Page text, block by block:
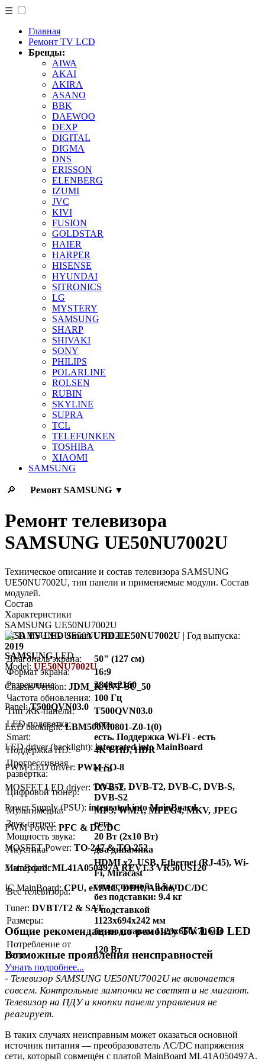
☰
Главная
Ремонт TV LCD
Бренды:
AIWA
AKAI
AKIRA
ASANO
BBK
DAEWOO
DEXP
DIGITAL
DIGMA
DNS
ERISSON
ELENBERG
IZUMI
JVC
KIVI
FUSION
GOLDSTAR
HAIER
HARPER
HISENSE
HYUNDAI
SITRONICS
LG
MYSTERY
SAMSUNG
SHARP
SHIVAKI
SONY
PHILIPS
POLARLINE
ROLSEN
RUBIN
SKYLINE
SUPRA
TCL
TELEFUNKEN
TOSHIBA
XIAOMI
SAMSUNG
🔎 Ремонт SAMSUNG ▼
Ремонт телевизора
SAMSUNG UE50NU7002U
Техническое описание и состав телевизора SAMSUNG
UE50NU7002U, тип панели и применяемые модули. Состав
модулей.
Состав
Характеристики
SAMSUNG UE50NU7002U
LCD TV LED Smart UHD UE50NU7002U | Год выпуска:
2019
Диагональ экрана:
50" (127 см)
Формат экрана:
16:9
Разрешение:
3840x2160
Частота обновления: 100 Гц
Тип ЖК-панели:
T500QVN03.0
LED подсветка:
есть
Smart:
есть. Поддержка Wi-Fi - есть
Поддержка HD:
4K UHD, HDR
Прогрессивная
развёртка:
есть
Цифровой тюнер:
DVB-T, DVB-T2, DVB-C, DVB-S,
DVB-S2
Мультимедиа:
MP3, WMA, MPEG4, MKV, JPEG
Звук стерео:
есть
Мощность звука:
20 Вт (2х10 Вт)
Акустика:
два динамика
Интерфейс:
HDMI x2, USB, Ethernet (RJ-45), Wi-
Fi, Miracast
Вес телевизора:
с подставкой: 9.5 кг
без подставки: 9.4 кг
Размеры:
с подставкой
1123x694x242 мм
без подставки 1123x650x70 мм
Потребление от
сети:
120 Вт
Узнать подробнее...
SAMSUNGLED
Model: UE50NU7002U
Chassis/Version: JDM_KANT-SU_50
Panel:T500QVN03.0
LED backlight:LBM500M0801-Z0-1(0)
LED driver (backlight): integrated into MainBoard
PWM LED driver: PWM SO-8
MOSFET LED driver: TO-252
Power Supply (PSU): integrated into MainBoard
PWM Power: PFC & DC/DC
MOSFET Power: TO-247 & TO-252
MainBoard:ML41A050497A REV1.3 VR50US120
IC MainBoard:CPU, eMMC, DDR, Audio, DC/DC
Тuner: DVBT/T2 & SAT
Общие рекомендации по ремонту TV LCD LED
Возможные проявления неисправностей
- Телевизор SAMSUNG UE50NU7002U не включается
совсем. Контрольные лампочки не светят и не мигают.
Телевизор на ПДУ и кнопки панели управления не
реагирует.
В таких случаях неисправным может оказаться основной
источник питания — преобразователь AC/DC напряжения
сети, который совмещён с платой MainBoard ML41A050497A.